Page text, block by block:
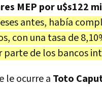
MEP por u$s122
antes, había
con una tasa de
de los bancos
le ocurre a Toto